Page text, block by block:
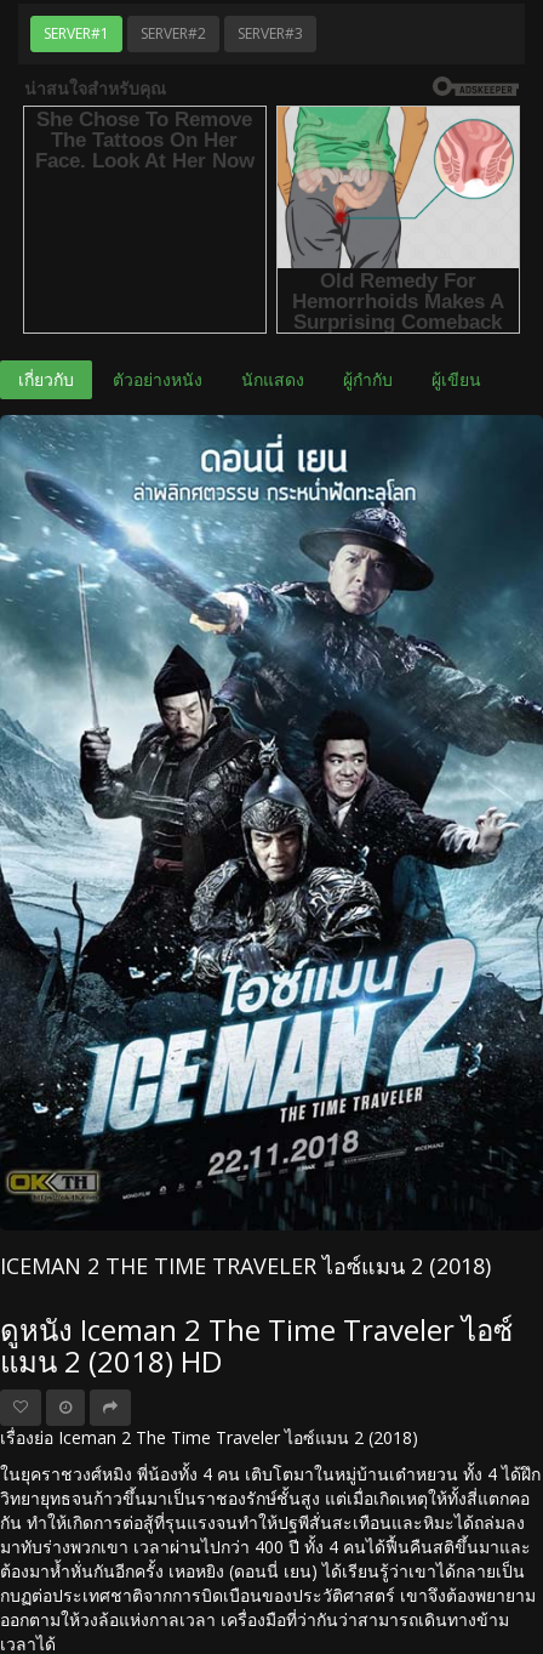
SERVER#1 SERVER#2 SERVER#3
เกี่ยวกับ ตัวอย่างหนัง นักแสดง ผู้กำกับ ผู้เขียน
ICEMAN 2 THE TIME TRAVELER ไอซ์แมน 2 (2018)
ดูหนัง Iceman 2 The Time Traveler ไอซ์
แมน 2 (2018) HD
เรื่องย่อ Iceman 2 The Time Traveler ไอซ์แมน 2 (2018)
ในยุคราชวงศ์หมิง พี่น้องทั้ง 4 คน เติบโตมาในหมู่บ้านเต๋าหยวน ทั้ง 4 ได้ฝึก
วิทยายุทธจนก้าวขึ้นมาเป็นราชองรักษ์ชั้นสูง แต่เมื่อเกิดเหตุให้ทั้งสี่แตกคอ
กัน ทำให้เกิดการต่อสู้ที่รุนแรงจนทำให้ปฐพีสั่นสะเทือนและหิมะได้ถล่มลง
มาทับร่างพวกเขา เวลาผ่านไปกว่า 400 ปี ทั้ง 4 คนได้ฟื้นคืนสติขึ้นมาและ
ต้องมาห้ำหั่นกันอีกครั้ง เหอหยิง (ดอนนี่ เยน) ได้เรียนรู้ว่าเขาได้กลายเป็น
กบฏต่อประเทศชาติจากการบิดเบือนของประวัติศาสตร์ เขาจึงต้องพยายาม
ออกตามให้วงล้อแห่งกาลเวลา เครื่องมือที่ว่ากันว่าสามารถเดินทางข้าม
เวลาได้